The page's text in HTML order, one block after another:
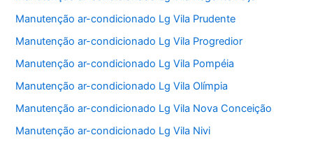
Manutenção ar-condicionado Lg Vila Prudente
Manutenção ar-condicionado Lg Vila Progredior
Manutenção ar-condicionado Lg Vila Pompéia
Manutenção ar-condicionado Lg Vila Olímpia
Manutenção ar-condicionado Lg Vila Nova Conceição
Manutenção ar-condicionado Lg Vila Nivi